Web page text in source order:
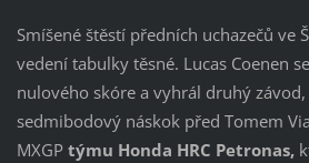
Smíšené štěstí předních uchazečů ve
vedení tabulky těsné. Lucas Coenen
nulového skóre a vyhrál druhý
sedmibodový náskok před Tomem
MXGP týmu Honda HRC Petronas,